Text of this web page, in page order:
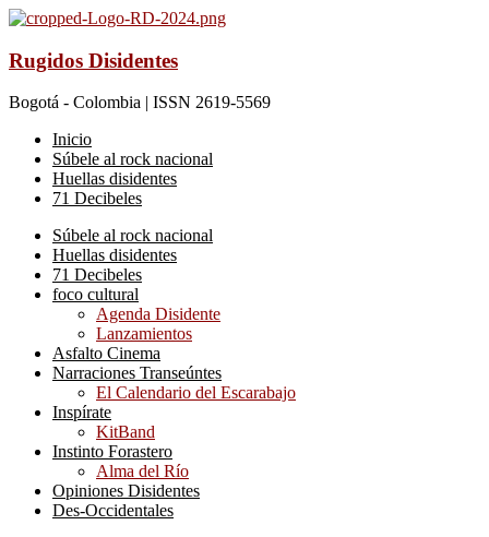
Rugidos Disidentes
Bogotá - Colombia | ISSN 2619-5569
Inicio
Súbele al rock nacional
Huellas disidentes
71 Decibeles
Súbele al rock nacional
Huellas disidentes
71 Decibeles
foco cultural
Agenda Disidente
Lanzamientos
Asfalto Cinema
Narraciones Transeúntes
El Calendario del Escarabajo
Inspírate
KitBand
Instinto Forastero
Alma del Río
Opiniones Disidentes
Des-Occidentales